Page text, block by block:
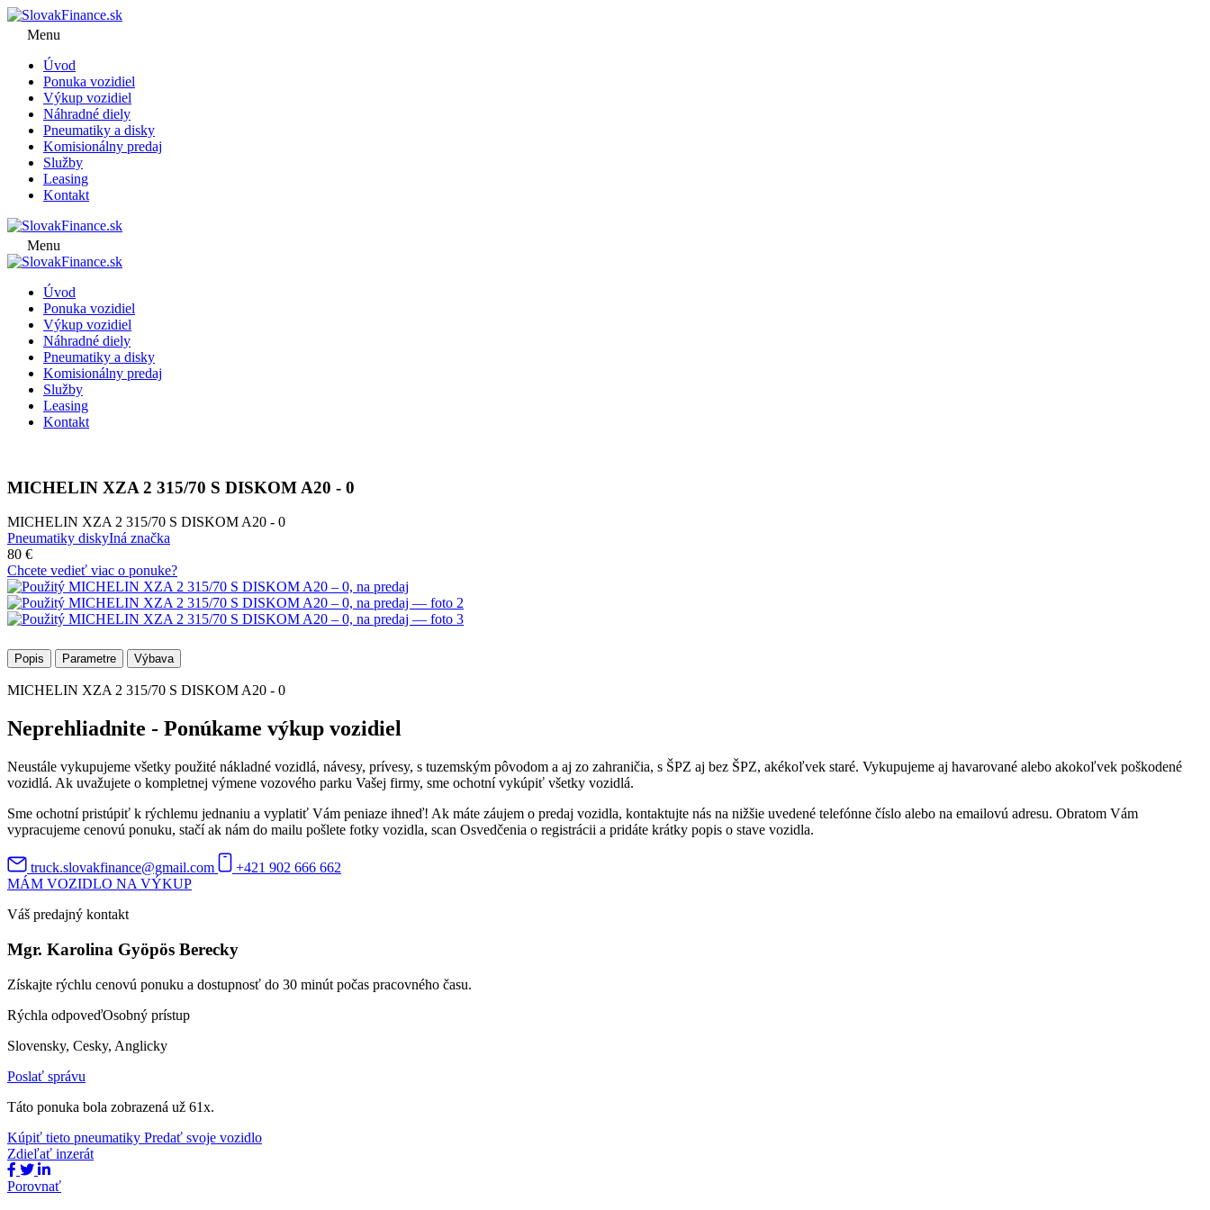
Menu
Úvod
Ponuka vozidiel
Výkup vozidiel
Náhradné diely
Pneumatiky a disky
Komisionálny predaj
Služby
Leasing
Kontakt
Menu
Úvod
Ponuka vozidiel
Výkup vozidiel
Náhradné diely
Pneumatiky a disky
Komisionálny predaj
Služby
Leasing
Kontakt
MICHELIN XZA 2 315/70 S DISKOM A20 - 0
MICHELIN XZA 2 315/70 S DISKOM A20 - 0
Pneumatiky diskyIná značka
80 €
Chcete vedieť viac o ponuke?
Popis Parametre Výbava
MICHELIN XZA 2 315/70 S DISKOM A20 - 0
Neprehliadnite - Ponúkame výkup vozidiel
Neustále vykupujeme všetky použité nákladné vozidlá, návesy, prívesy, s tuzemským pôvodom a aj zo zahraničia, s ŠPZ aj bez ŠPZ, akékoľvek staré. Vykupujeme aj havarované alebo akokoľvek poškodené
vozidlá. Ak uvažujete o kompletnej výmene vozového parku Vašej firmy, sme ochotní vykúpiť všetky vozidlá.
Sme ochotní pristúpiť k rýchlemu jednaniu a vyplatiť Vám peniaze ihneď! Ak máte záujem o predaj vozidla, kontaktujte nás na nižšie uvedené telefónne číslo alebo na emailovú adresu. Obratom Vám
vypracujeme cenovú ponuku, stačí ak nám do mailu pošlete fotky vozidla, scan Osvedčenia o registrácii a pridáte krátky popis o stave vozidla.
truck.slovakfinance@gmail.com
+421 902 666 662
MÁM VOZIDLO NA VÝKUP
Váš predajný kontakt
Mgr. Karolina Gyöpös Berecky
Získajte rýchlu cenovú ponuku a dostupnosť do 30 minút počas pracovného času.
Rýchla odpoveďOsobný prístup
Slovensky, Cesky, Anglicky
Poslať správu
Táto ponuka bola zobrazená už 61x.
Kúpiť tieto pneumatiky Predať svoje vozidlo
Zdieľať inzerát
Porovnať